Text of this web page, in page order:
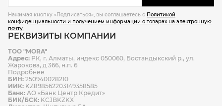
Нажимая кнопку «Подписаться», вы соглашаетесь с Политикой
конфиденциальности и получением информации о товарах на электронную
почту.
РЕКВИЗИТЫ КОМПАНИИ
ТОО "MORA"
Адрес: РК, г. Алматы, индекс 050060, Бостандыкский р., ул.
Жарокова, д 366, н.п. 6
Подробнее
БИН: 250940028210
ИИК: KZ898562203149358585
Банк: АО «Банк Центр Кредит»
БИК/БСК: KCJBKZKX